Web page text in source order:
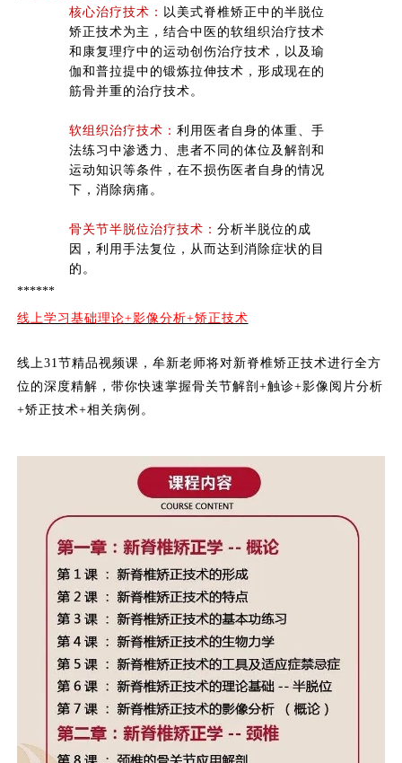
核心治疗技术： 以美式脊椎矫正中的半脱位
矫正技术为主，结合中医的软组织治疗技术
和康复理疗中的运动创伤治疗技术，以及瑜
伽和普拉提中的锻炼拉伸技术，形成现在的
筋骨并重的治疗技术。
软组织治疗技术： 利用医者自身的体重、手
法练习中渗透力、患者不同的体位及解剖和
运动知识等条件，在不损伤医者自身的情况
下，消除病痛。
骨关节半脱位治疗技术： 分析半脱位的成
因，利用手法复位，从而达到消除症状的目
的。
******
线上学习基础理论+影像分析+矫正技术
线上31节精品视频课，牟新老师将对新脊椎矫正技术进行全方
位的深度精解，带你快速掌握骨关节解剖+触诊+影像阅片分析
+矫正技术+相关病例。